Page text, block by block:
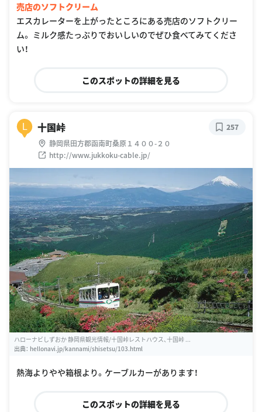
売店のソフトクリーム
エスカレーターを上がったところにある売店のソフトクリー
ム。 ミルク感たっぷりでおいしいのでぜひ食べてみてくださ
い！
このスポットの詳細を見る
L 十国峠
静岡県田方郡函南町桑原１４００-２０
http://www.jukkoku-cable.jp/
257
ハローナビしずおか 静岡県観光情報/十国峠レストハウス、十国峠 ...
出典： hellonavi.jp/kannami/shisetsu/103.html
熱海よりやや箱根より。ケーブルカーがあります！
このスポットの詳細を見る